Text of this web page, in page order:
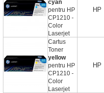
cyan
pentru HP
CP1210 -
Color
Laserjet
HP
Cartus
Toner
yellow
pentru HP
CP1210 -
Color
Laserjet
HP